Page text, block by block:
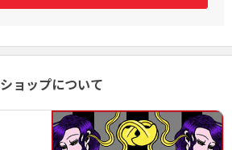
ショップについて